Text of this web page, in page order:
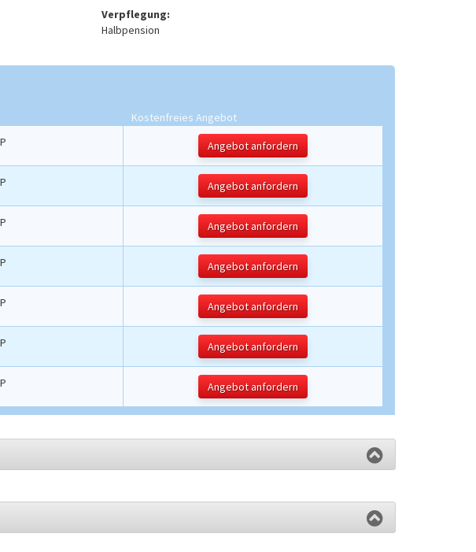
Verpflegung:
Halbpension
Kostenfreies Angebot
Angebot anfordern
Angebot anfordern
Angebot anfordern
Angebot anfordern
Angebot anfordern
Angebot anfordern
Angebot anfordern